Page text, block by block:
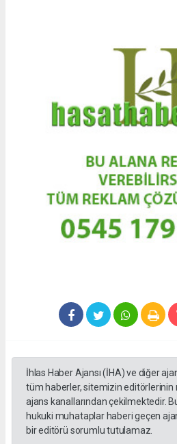
İhlas Haber Ajansı (İHA) ve diğer
tüm haberler, sitemizin editörlerinin
ajans kanallarından çekilmektedir.
hukuki muhataplar haberi geçen
bir editörü sorumlu tutulamaz.